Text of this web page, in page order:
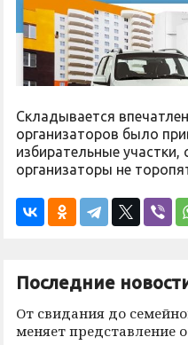
Складывается
организаторов было
избирательные
организаторы не
Последние
От свидания до
меняет представление